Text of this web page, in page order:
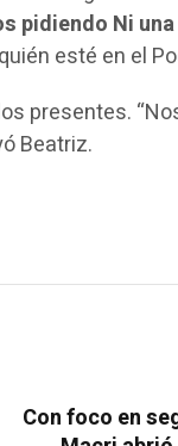
pidiendo Ni
esté en el
presentes.
Beatriz.
Con foco en